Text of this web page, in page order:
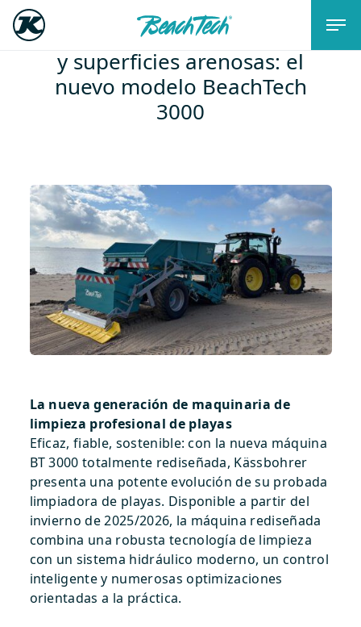
Actualización para sus playas
y superficies arenosas: el
nuevo modelo BeachTech
3000
La nueva generación de maquinaria de
limpieza profesional de playas
Eficaz, fiable, sostenible: con la nueva máquina
BT 3000 totalmente rediseñada, Kässbohrer
presenta una potente evolución de su probada
limpiadora de playas. Disponible a partir del
invierno de 2025/2026, la máquina rediseñada
combina una robusta tecnología de limpieza
con un sistema hidráulico moderno, un control
inteligente y numerosas optimizaciones
orientadas a la práctica.